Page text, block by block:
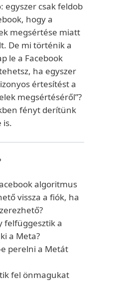
egyszer csak feldob
hogy a
megsértése miatt
De mi történik a
le a Facebook
ha egyszer
értesítést a
megsértéséről”?
fényt derítünk
is.
algoritmus
vissza a fiók, ha
felfüggesztik a
a Meta?
perelni a Metát
fel önmagukat